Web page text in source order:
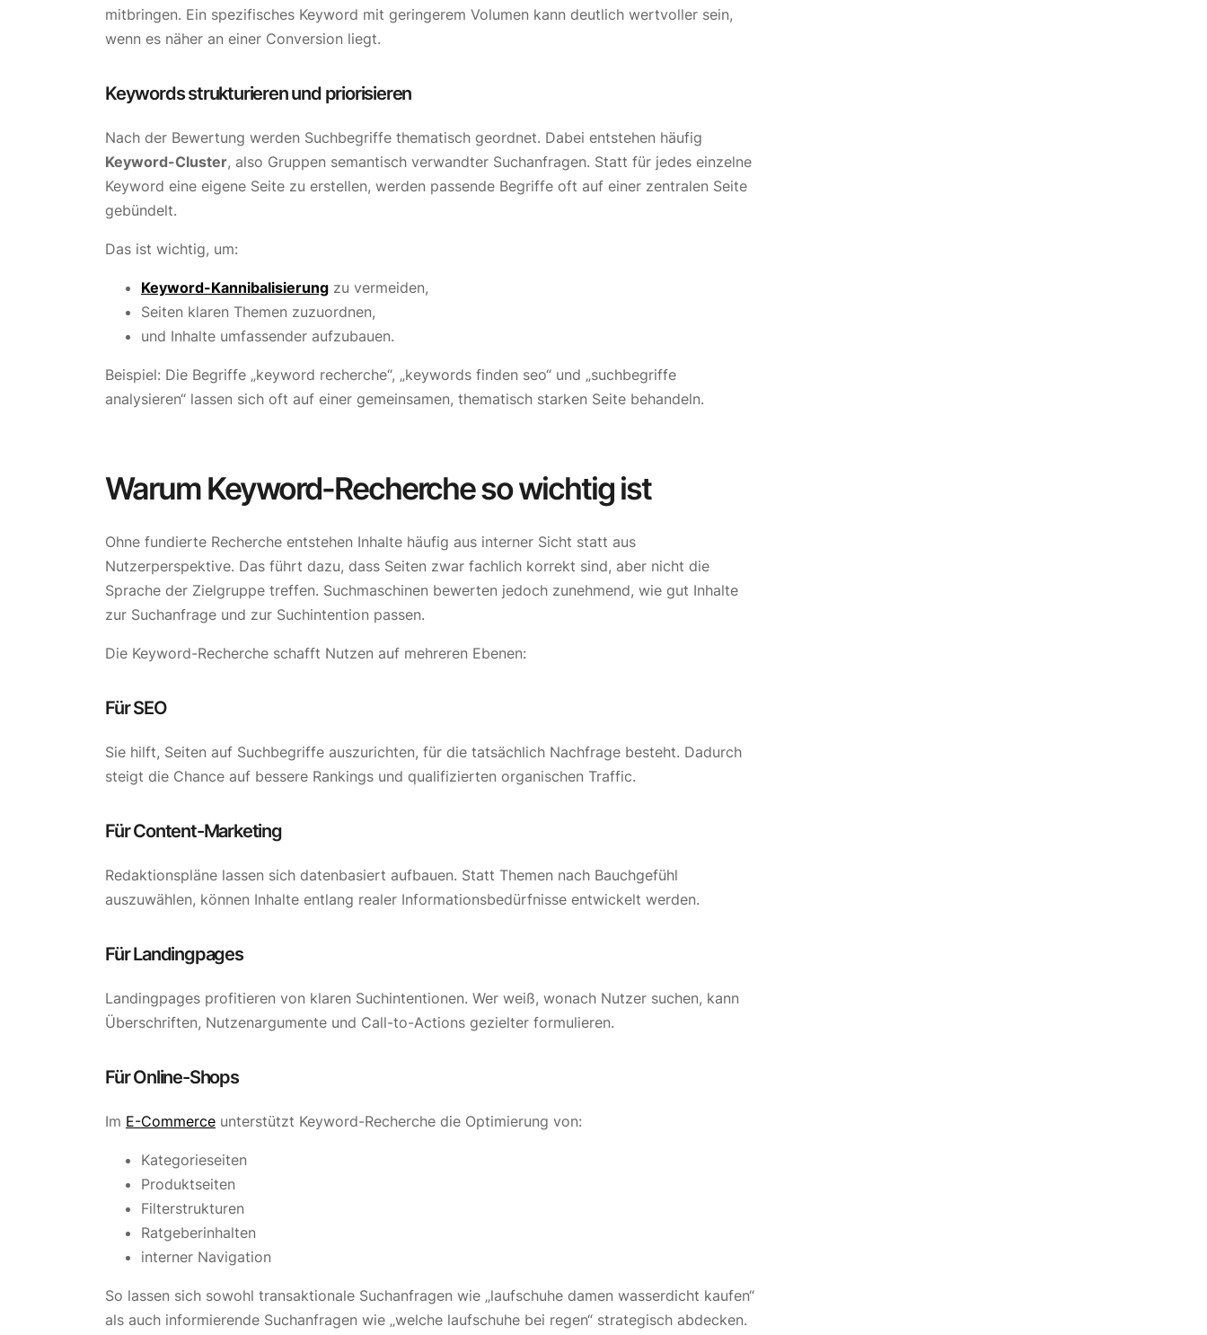
mitbringen. Ein spezifisches Keyword mit geringerem Volumen kann deutlich wertvoller sein,
wenn es näher an einer Conversion liegt.
Keywords strukturieren und priorisieren
Nach der Bewertung werden Suchbegriffe thematisch geordnet. Dabei entstehen häufig
Keyword-Cluster, also Gruppen semantisch verwandter Suchanfragen. Statt für jedes einzelne
Keyword eine eigene Seite zu erstellen, werden passende Begriffe oft auf einer zentralen Seite
gebündelt.
Das ist wichtig, um:
Keyword-Kannibalisierung zu vermeiden,
Seiten klaren Themen zuzuordnen,
und Inhalte umfassender aufzubauen.
Beispiel: Die Begriffe „keyword recherche“, „keywords finden seo“ und „suchbegriffe
analysieren“ lassen sich oft auf einer gemeinsamen, thematisch starken Seite behandeln.
Warum Keyword-Recherche so wichtig ist
Ohne fundierte Recherche entstehen Inhalte häufig aus interner Sicht statt aus
Nutzerperspektive. Das führt dazu, dass Seiten zwar fachlich korrekt sind, aber nicht die
Sprache der Zielgruppe treffen. Suchmaschinen bewerten jedoch zunehmend, wie gut Inhalte
zur Suchanfrage und zur Suchintention passen.
Die Keyword-Recherche schafft Nutzen auf mehreren Ebenen:
Für SEO
Sie hilft, Seiten auf Suchbegriffe auszurichten, für die tatsächlich Nachfrage besteht. Dadurch
steigt die Chance auf bessere Rankings und qualifizierten organischen Traffic.
Für Content-Marketing
Redaktionspläne lassen sich datenbasiert aufbauen. Statt Themen nach Bauchgefühl
auszuwählen, können Inhalte entlang realer Informationsbedürfnisse entwickelt werden.
Für Landingpages
Landingpages profitieren von klaren Suchintentionen. Wer weiß, wonach Nutzer suchen, kann
Überschriften, Nutzenargumente und Call-to-Actions gezielter formulieren.
Für Online-Shops
Im E-Commerce unterstützt Keyword-Recherche die Optimierung von:
Kategorieseiten
Produktseiten
Filterstrukturen
Ratgeberinhalten
interner Navigation
So lassen sich sowohl transaktionale Suchanfragen wie „laufschuhe damen wasserdicht kaufen“
als auch informierende Suchanfragen wie „welche laufschuhe bei regen“ strategisch abdecken.